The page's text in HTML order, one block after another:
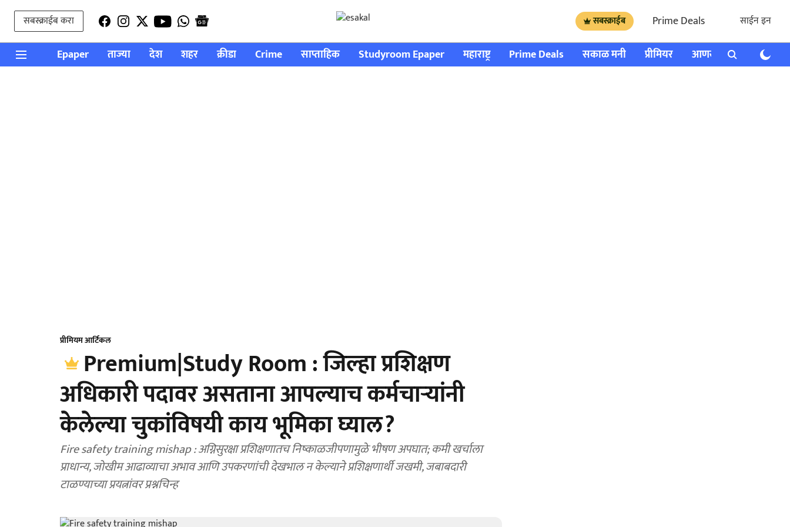
सबस्क्राईब करा सबस्क्राईब Prime Deals साईन इन
Epaper ताज्या देश शहर क्रीडा Crime साप्ताहिक Studyroom Epaper महाराष्ट्र Prime Deals सकाळ मनी प्रीमियर आणखी राशी भविष्य
प्रीमियम आर्टिकल
Premium|Study Room : जिल्हा प्रशिक्षण
अधिकारी पदावर असताना आपल्याच कर्मचाऱ्यांनी
केलेल्या चुकांविषयी काय भूमिका घ्याल?
Fire safety training mishap : अग्निसुरक्षा प्रशिक्षणातच निष्काळजीपणामुळे भीषण अपघात; कमी खर्चाला
प्राधान्य, जोखीम आढाव्याचा अभाव आणि उपकरणांची देखभाल न केल्याने प्रशिक्षणार्थी जखमी, जबाबदारी
टाळण्याच्या प्रयत्नांवर प्रश्नचिन्ह